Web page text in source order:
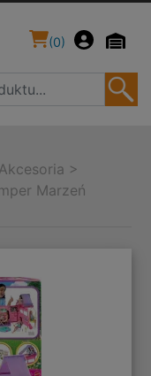
(0)
Akcesoria >
Marzeń